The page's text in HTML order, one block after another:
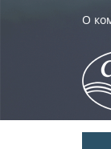
О